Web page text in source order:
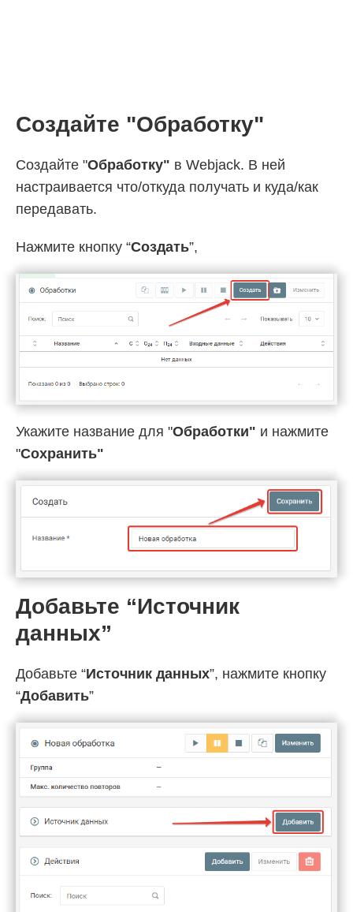
Создайте "Обработку"
Создайте "Обработку" в Webjack. В ней
настраивается что/откуда получать и куда/как
передавать.
Нажмите кнопку “Создать”,
Укажите название для "Обработки" и нажмите
"Cохранить"
Добавьте “Источник
данных”
Добавьте “Источник данных”, нажмите кнопку
“Добавить”